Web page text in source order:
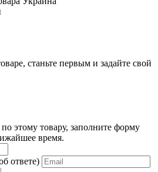
станьте первым и задайте свой
этому товару, заполните форму
время.
ответе)